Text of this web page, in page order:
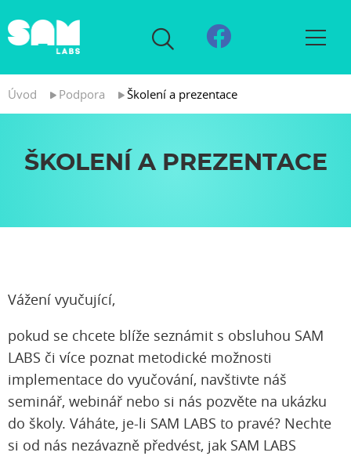
Úvod Podpora Školení a prezentace
ŠKOLENÍ A PREZENTACE
Vážení vyučující,
pokud se chcete blíže seznámit s obsluhou SAM
LABS či více poznat metodické možnosti
implementace do vyučování, navštivte náš
seminář, webinář nebo si nás pozvěte na ukázku
do školy. Váháte, je-li SAM LABS to pravé? Nechte
si od nás nezávazně předvést, jak SAM LABS